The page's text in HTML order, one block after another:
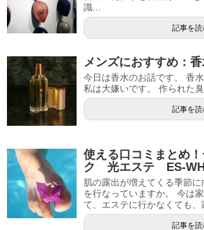
識...
記事を読
メンズにおすすめ：
今日は香水のお話です。 香
私は大嫌いです。 作られた臭
記事を読
使える口コミまとめ
ク 光エステ ES-
肌の露出が増えてくる季節
を行なっていますか。 今は
て、エステに行かなくても、
記事を読